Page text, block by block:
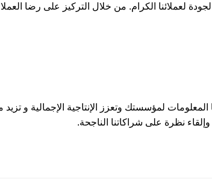
لعملائنا الكرام. من خلال التركيز على رضا
لمؤسستك وتعزز الإنتاجية الإجمالية و تزيد
نظرة على شراكاتنا الناجحة.